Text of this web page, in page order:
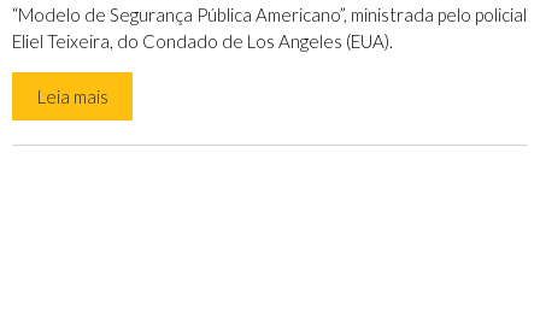
“Modelo de Segurança Pública Americano”, ministrada pelo policial
Eliel Teixeira, do Condado de Los Angeles (EUA).
Leia mais